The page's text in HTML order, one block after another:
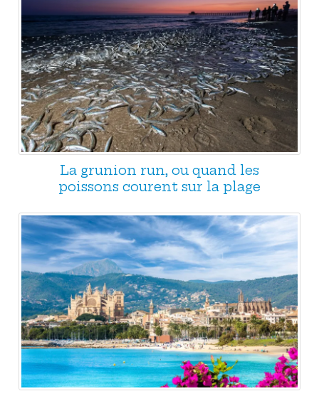
La grunion run, ou quand les
poissons courent sur la plage